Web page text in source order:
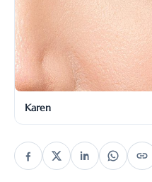
Karen